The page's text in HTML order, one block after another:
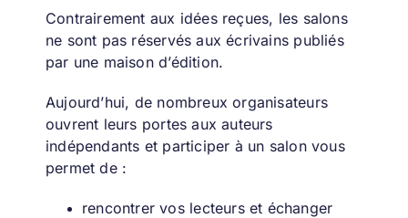
Contrairement aux idées reçues, les salons
ne sont pas réservés aux écrivains publiés
par une maison d’édition.
Aujourd’hui, de nombreux organisateurs
ouvrent leurs portes aux auteurs
indépendants et participer à un salon vous
permet de :
rencontrer vos lecteurs et échanger